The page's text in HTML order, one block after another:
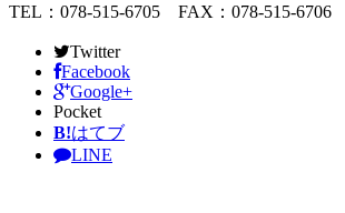
TEL：078-515-6705 FAX：078-515-6706
Twitter
Facebook
Google+
Pocket
B!はてブ
LINE